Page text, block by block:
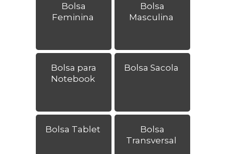
Bolsa
Feminina
Bolsa
Masculina
Bolsa para
Notebook
Bolsa Sacola
Bolsa Tablet
Bolsa
Transversal